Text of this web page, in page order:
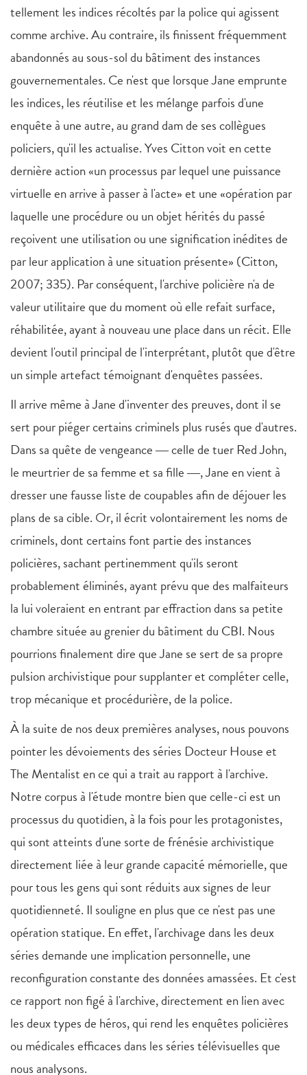
tellement les indices récoltés par la police qui agissent
comme archive. Au contraire, ils finissent fréquemment
abandonnés au sous-sol du bâtiment des instances
gouvernementales. Ce n'est que lorsque Jane emprunte
les indices, les réutilise et les mélange parfois d'une
enquête à une autre, au grand dam de ses collègues
policiers, qu'il les actualise. Yves Citton voit en cette
dernière action «un processus par lequel une puissance
virtuelle en arrive à passer à l'acte» et une «opération par
laquelle une procédure ou un objet hérités du passé
reçoivent une utilisation ou une signification inédites de
par leur application à une situation présente» (Citton,
2007; 335). Par conséquent, l'archive policière n'a de
valeur utilitaire que du moment où elle refait surface,
réhabilitée, ayant à nouveau une place dans un récit. Elle
devient l'outil principal de l'interprétant, plutôt que d'être
un simple artefact témoignant d'enquêtes passées.
Il arrive même à Jane d'inventer des preuves, dont il se
sert pour piéger certains criminels plus rusés que d'autres.
Dans sa quête de vengeance ― celle de tuer Red John,
le meurtrier de sa femme et sa fille ―, Jane en vient à
dresser une fausse liste de coupables afin de déjouer les
plans de sa cible. Or, il écrit volontairement les noms de
criminels, dont certains font partie des instances
policières, sachant pertinemment qu'ils seront
probablement éliminés, ayant prévu que des malfaiteurs
la lui voleraient en entrant par effraction dans sa petite
chambre située au grenier du bâtiment du CBI. Nous
pourrions finalement dire que Jane se sert de sa propre
pulsion archivistique pour supplanter et compléter celle,
trop mécanique et procédurière, de la police.
À la suite de nos deux premières analyses, nous pouvons
pointer les dévoiements des séries Docteur House et
The Mentalist en ce qui a trait au rapport à l'archive.
Notre corpus à l'étude montre bien que celle-ci est un
processus du quotidien, à la fois pour les protagonistes,
qui sont atteints d'une sorte de frénésie archivistique
directement liée à leur grande capacité mémorielle, que
pour tous les gens qui sont réduits aux signes de leur
quotidienneté. Il souligne en plus que ce n'est pas une
opération statique. En effet, l'archivage dans les deux
séries demande une implication personnelle, une
reconfiguration constante des données amassées. Et c'est
ce rapport non figé à l'archive, directement en lien avec
les deux types de héros, qui rend les enquêtes policières
ou médicales efficaces dans les séries télévisuelles que
nous analysons.